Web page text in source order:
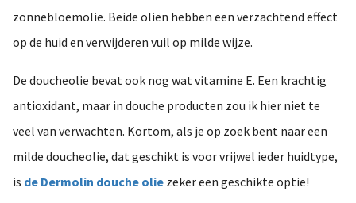
zonnebloemolie. Beide oliën hebben een verzachtend effect
op de huid en verwijderen vuil op milde wijze.
De doucheolie bevat ook nog wat vitamine E. Een krachtig
antioxidant, maar in douche producten zou ik hier niet te
veel van verwachten. Kortom, als je op zoek bent naar een
milde doucheolie, dat geschikt is voor vrijwel ieder huidtype,
is de Dermolin douche olie zeker een geschikte optie!